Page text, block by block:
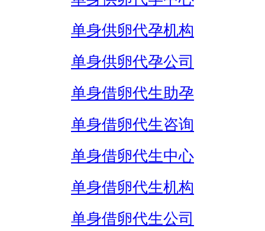
单身供卵代孕机构
单身供卵代孕公司
单身借卵代生助孕
单身借卵代生咨询
单身借卵代生中心
单身借卵代生机构
单身借卵代生公司